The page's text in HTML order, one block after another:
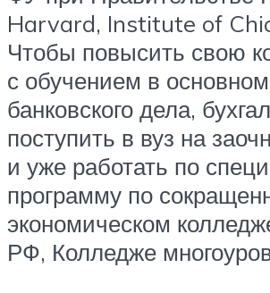
Harvard, Institute of
Чтобы повысить свою
с обучением в основном
банковского дела,
поступить в вуз на
и уже работать по
программу по
экономическом
РФ, Колледже